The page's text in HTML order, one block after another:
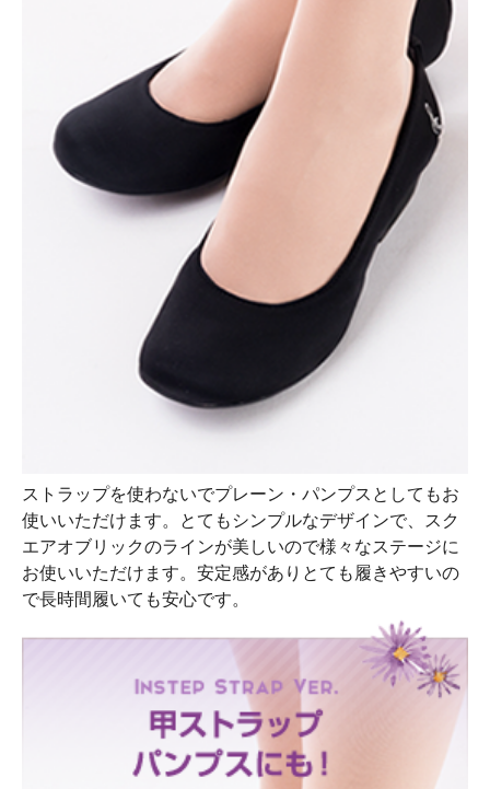
ストラップを使わないでプレーン・パンプスとしてもお
使いいただけます。とてもシンプルなデザインで、スク
エアオブリックのラインが美しいので様々なステージに
お使いいただけます。安定感がありとても履きやすいの
で長時間履いても安心です。